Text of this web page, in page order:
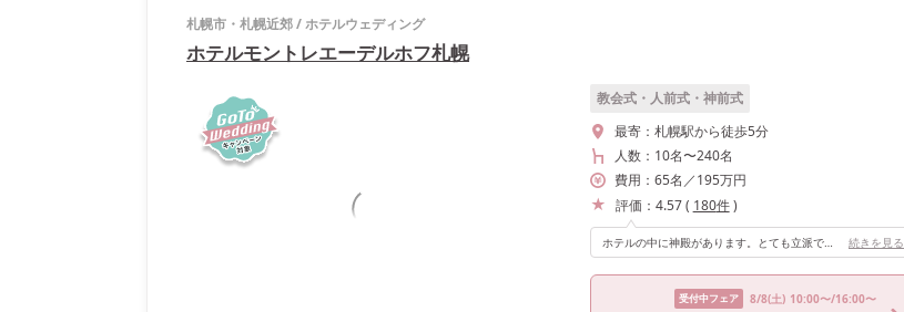
札幌市・札幌近郊/ホテルウェディング
ホテルモントレエーデルホフ札幌
教会式・人前式・神前式
最寄： 札幌駅から徒歩5分
人数： 10名〜240名
費用： 65名 ／195万円
評価： 4.57( 180件)
ホテルの中に神殿があります。とても立派で素敵です！友人も「神前式は初めてで新鮮だった」と喜んでくれたので、人とかぶりたくない方は神前式をおすすめします。 続きを見る
受付中フェア 8/8(土) 10:00〜/16:00〜